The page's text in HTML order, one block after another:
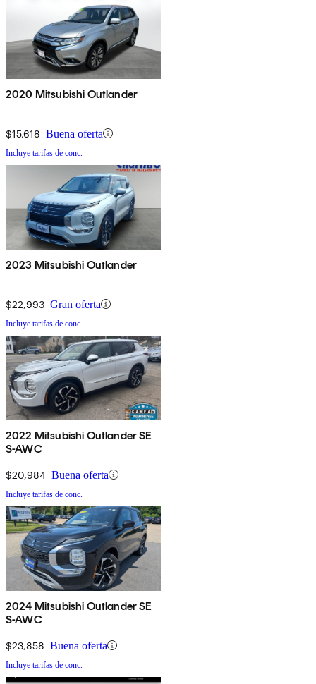
2020 Mitsubishi Outlander
$15,618 Buena oferta
Incluye tarifas de conc.
2023 Mitsubishi Outlander
$22,993 Gran oferta
Incluye tarifas de conc.
2022 Mitsubishi Outlander SE
S-AWC
$20,984 Buena oferta
Incluye tarifas de conc.
2024 Mitsubishi Outlander SE
S-AWC
$23,858 Buena oferta
Incluye tarifas de conc.